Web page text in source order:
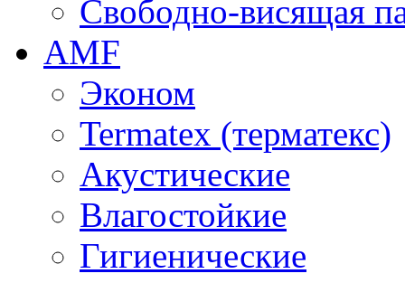
Свободно-висящая
AMF
Эконом
Termatex (терматекс)
Акустические
Влагостойкие
Гигиенические